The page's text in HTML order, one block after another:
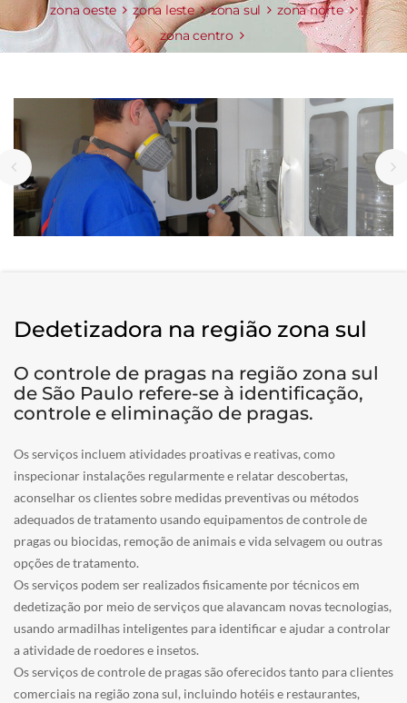
zona oeste zona leste zona sul
zona norte
zona centro
Dedetizadora na região zona sul
O controle de pragas na região zona sul
de São Paulo refere-se à identificação,
controle e eliminação de pragas.
Os serviços incluem atividades proativas e reativas, como
inspecionar instalações regularmente e relatar descobertas,
aconselhar os clientes sobre medidas preventivas ou métodos
adequados de tratamento usando equipamentos de controle de
pragas ou biocidas, remoção de animais e vida selvagem ou outras
opções de tratamento.
Os serviços podem ser realizados fisicamente por técnicos em
dedetização por meio de serviços que alavancam novas tecnologias,
usando armadilhas inteligentes para identificar e ajudar a controlar
a atividade de roedores e insetos.
Os serviços de controle de pragas são oferecidos tanto para clientes
comerciais na região zona sul, incluindo hotéis e restaurantes,